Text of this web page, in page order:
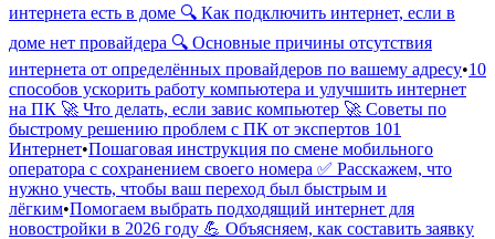
интернета есть в доме 🔍 Как подключить интернет, если в
доме нет провайдера 🔍 Основные причины отсутствия
интернета от определённых провайдеров по вашему адресу•10
способов ускорить работу компьютера и улучшить интернет
на ПК 🚀 Что делать, если завис компьютер 🚀 Советы по
быстрому решению проблем с ПК от экспертов 101
Интернет•Пошаговая инструкция по смене мобильного
оператора с сохранением своего номера ✅ Расскажем, что
нужно учесть, чтобы ваш переход был быстрым и
лёгким•Помогаем выбрать подходящий интернет для
новостройки в 2026 году 💪 Объясняем, как составить заявку